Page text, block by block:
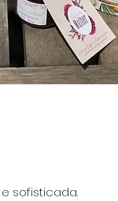
sofisticada.